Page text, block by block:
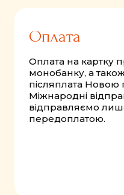
Оплата
Оплата на картку
монобанку, а
післяплата
Міжнародні
відправляємо
передоплатою.